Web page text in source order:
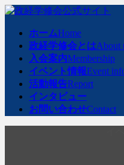
コ
プ
ナ
動
ホームHome
政経学修会とはAbout
入会案内Membership
イベント情報Event
活動報告Report
インタビュー
お問い合わせContact